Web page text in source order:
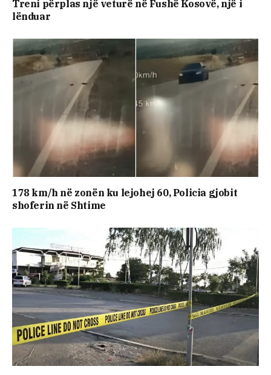
Treni përplas një veturë në Fushë Kosovë, një i
lënduar
178 km/h në zonën ku lejohej 60, Policia gjobit
shoferin në Shtime